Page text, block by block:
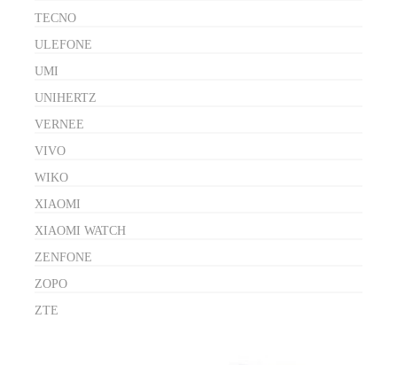
TECNO
ULEFONE
UMI
UNIHERTZ
VERNEE
VIVO
WIKO
XIAOMI
XIAOMI WATCH
ZENFONE
ZOPO
ZTE